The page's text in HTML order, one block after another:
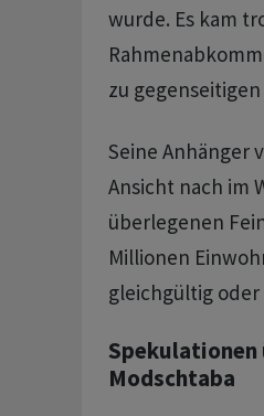
wurde. Es kam
zu
Seine Anhänger
Ansicht nach im
überlegenen
Millionen
gleichgültig
Spekulationen
Modschtaba